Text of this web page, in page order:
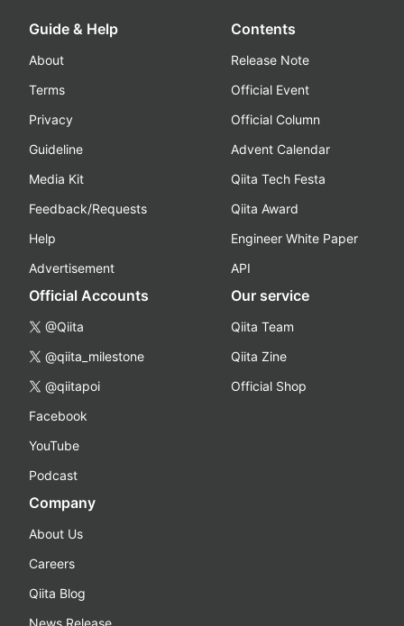
Guide & Help
About
Terms
Privacy
Guideline
Media Kit
Feedback/Requests
Help
Advertisement
Contents
Release Note
Official Event
Official Column
Advent Calendar
Qiita Tech Festa
Qiita Award
Engineer White Paper
API
Official Accounts
@Qiita
@qiita_milestone
@qiitapoi
Facebook
YouTube
Podcast
Our service
Qiita Team
Qiita Zine
Official Shop
Company
About Us
Careers
Qiita Blog
News Release